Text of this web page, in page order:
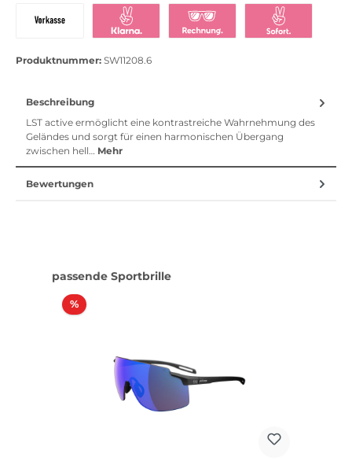
Produktnummer: SW11208.6
Beschreibung
LST active ermöglicht eine kontrastreiche Wahrnehmung des
Geländes und sorgt für einen harmonischen Übergang
zwischen hell… Mehr
Bewertungen
Produktgalerie überspringen
passende Sportbrille
%Rabatt